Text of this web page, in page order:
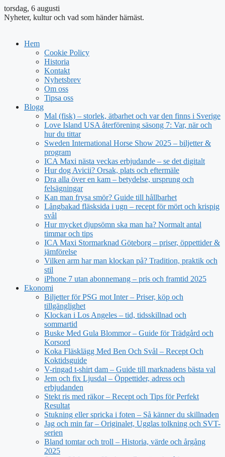
torsdag, 6 augusti
Nyheter, kultur och vad som händer härnäst.
Hem
Cookie Policy
Historia
Kontakt
Nyhetsbrev
Om oss
Tipsa oss
Blogg
Mal (fisk) – storlek, ätbarhet och var den finns i Sverige
Love Island USA återförening säsong 7: Var, när och
hur du tittar
Sweden International Horse Show 2025 – biljetter &
program
ICA Maxi nästa veckas erbjudande – se det digitalt
Hur dog Avicii? Orsak, plats och eftermäle
Dra alla över en kam – betydelse, ursprung och
felsägningar
Kan man frysa smör? Guide till hållbarhet
Långbakad fläsksida i ugn – recept för mört och krispig
svål
Hur mycket djupsömn ska man ha? Normalt antal
timmar och tips
ICA Maxi Stormarknad Göteborg – priser, öppettider &
jämförelse
Vilken arm har man klockan på? Tradition, praktik och
stil
iPhone 7 utan abonnemang – pris och framtid 2025
Ekonomi
Biljetter för PSG mot Inter – Priser, köp och
tillgänglighet
Klockan i Los Angeles – tid, tidsskillnad och
sommartid
Buske Med Gula Blommor – Guide för Trädgård och
Korsord
Koka Fläsklägg Med Ben Och Svål – Recept Och
Koktidsguide
V-ringad t-shirt dam – Guide till marknadens bästa val
Jem och fix Ljusdal – Öppettider, adress och
erbjudanden
Stekt ris med räkor – Recept och Tips för Perfekt
Resultat
Stukning eller spricka i foten – Så känner du skillnaden
Jag och min far – Originalet, Ugglas tolkning och SVT-
serien
Bland tomtar och troll – Historia, värde och årgång
2025